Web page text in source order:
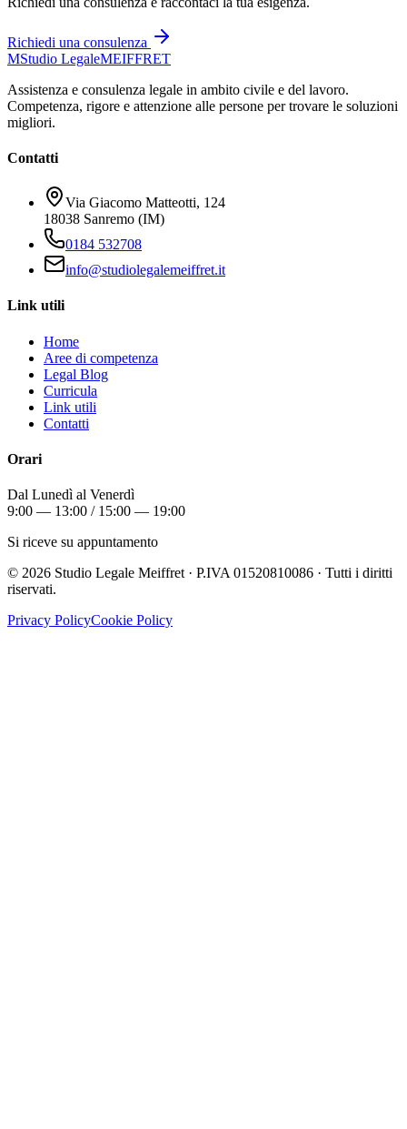
Richiedi una consulenza
MStudio LegaleMEIFFRET
Assistenza e consulenza legale in ambito civile e del lavoro.
Competenza, rigore e attenzione alle persone per trovare le soluzioni
migliori.
Contatti
Via Giacomo Matteotti, 124
18038 Sanremo (IM)
0184 532708
info@studiolegalemeiffret.it
Link utili
Home
Aree di competenza
Legal Blog
Curricula
Link utili
Contatti
Orari
Dal Lunedì al Venerdì
9:00 — 13:00 / 15:00 — 19:00
Si riceve su appuntamento
© 2026 Studio Legale Meiffret · P.IVA 01520810086 · Tutti i diritti
riservati.
Privacy PolicyCookie Policy